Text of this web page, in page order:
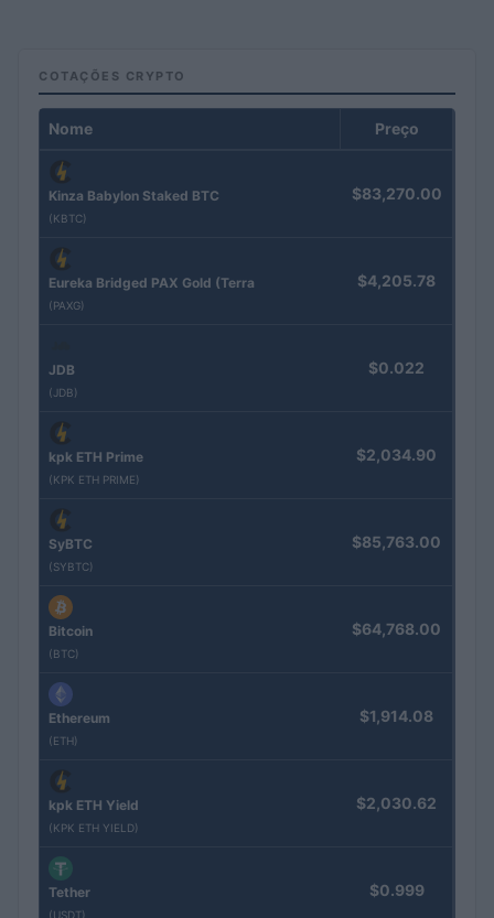
COTAÇÕES CRYPTO
Nome Preço
Kinza Babylon Staked BTC
(KBTC)
$83,270.00
Eureka Bridged PAX Gold (Terra
(PAXG)
$4,205.78
JDB
(JDB)
$0.022
kpk ETH Prime
(KPK ETH PRIME)
$2,034.90
SyBTC
(SYBTC)
$85,763.00
Bitcoin
(BTC)
$64,768.00
Ethereum
(ETH)
$1,914.08
kpk ETH Yield
(KPK ETH YIELD)
$2,030.62
Tether
(USDT)
$0.999